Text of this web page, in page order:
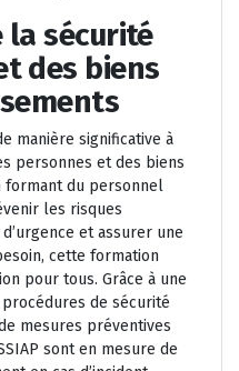
sécurité
des biens
manière significative à
personnes et des biens
formant du personnel
les risques
et assurer une
cette formation
pour tous. Grâce à une
de sécurité
mesures préventives
sont en mesure de